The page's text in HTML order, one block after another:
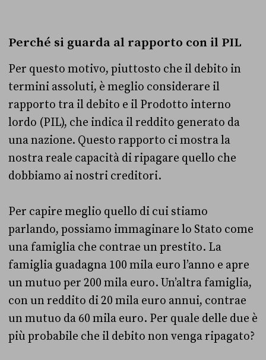
Perché si guarda al rapporto con il PIL
Per questo motivo, piuttosto che il debito in
termini assoluti, è meglio considerare il
rapporto tra il debito e il Prodotto interno
lordo (PIL), che indica il reddito generato da
una nazione. Questo rapporto ci mostra la
nostra reale capacità di ripagare quello che
dobbiamo ai nostri creditori.
Per capire meglio quello di cui stiamo
parlando, possiamo immaginare lo Stato come
una famiglia che contrae un prestito. La
famiglia guadagna 100 mila euro l’anno e apre
un mutuo per 200 mila euro. Un’altra famiglia,
con un reddito di 20 mila euro annui, contrae
un mutuo da 60 mila euro. Per quale delle due è
più probabile che il debito non venga ripagato?